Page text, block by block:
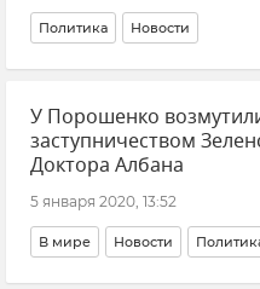
Политика Новости
У Порошенко
заступничеством
Доктора Албана
5 января 2020, 13:52
В мире Новости